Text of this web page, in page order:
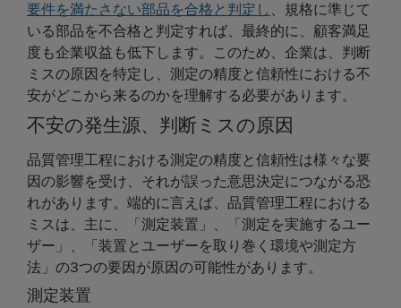
要件を満たさない部品を合格と判定し 、規格に準じて
いる部品を不合格と判定すれば、最終的に、顧客満足
度も企業収益も低下します。このため、企業は、判断
ミスの原因を特定し、測定の精度と信頼性における不
安がどこから来るのかを理解する必要があります。
不安の発生源、判断ミスの原因
品質管理工程における測定の精度と信頼性は様々な要
因の影響を受け、それが誤った意思決定につながる恐
れがあります。端的に言えば、品質管理工程における
ミスは、主に、「測定装置」、「測定を実施するユー
ザー」、「装置とユーザーを取り巻く環境や測定方
法」の3つの要因が原因の可能性があります。
測定装置